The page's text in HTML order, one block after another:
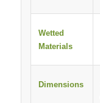
Wetted
Materials
Dimensions